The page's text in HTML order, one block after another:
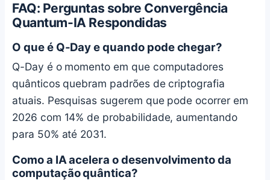
FAQ: Perguntas sobre Convergência
Quantum-IA Respondidas
O que é Q-Day e quando pode chegar?
Q-Day é o momento em que computadores
quânticos quebram padrões de criptografia
atuais. Pesquisas sugerem que pode ocorrer em
2026 com 14% de probabilidade, aumentando
para 50% até 2031.
Como a IA acelera o desenvolvimento da
computação quântica?